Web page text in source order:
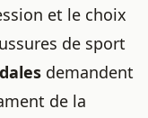
et le choix
de sport
demandent
de la